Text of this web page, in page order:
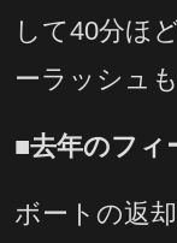
して40分ほ
ーラッシュ
■去年のフィ
ボートの返